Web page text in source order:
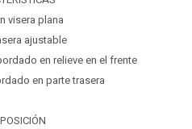
visera plana
ajustable
en relieve en el frente
en parte trasera